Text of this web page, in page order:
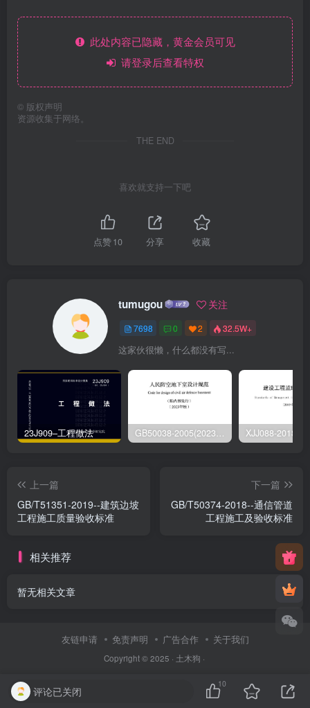
此处内容已隐藏，黄金会员可见
请登录后查看特权
© 版权声明
资源收集于网络。
THE END
喜欢就支持一下吧
点赞10 分享 收藏
tumugou 关注
7698 0 2 32.5W+
这家伙很懒，什么都没有写...
23J909–工程做法 GB50038-2005(2023版)–人民防空地下室设计规范
上一篇
GB/T51351-2019--建筑边坡
工程施工质量验收标准
下一篇
GB/T50374-2018--通信管道
工程施工及验收标准
相关推荐
暂无相关文章
友链申请 免责声明 广告合作 关于我们
Copyright © 2025 · 土木狗 ·
评论已关闭
10